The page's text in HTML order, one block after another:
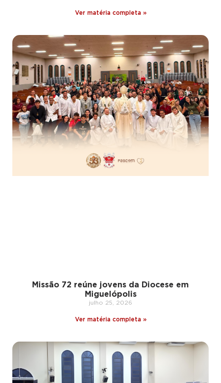
Ver matéria completa »
Missão 72 reúne jovens da Diocese em
Miguelópolis
julho 25, 2026
Ver matéria completa »